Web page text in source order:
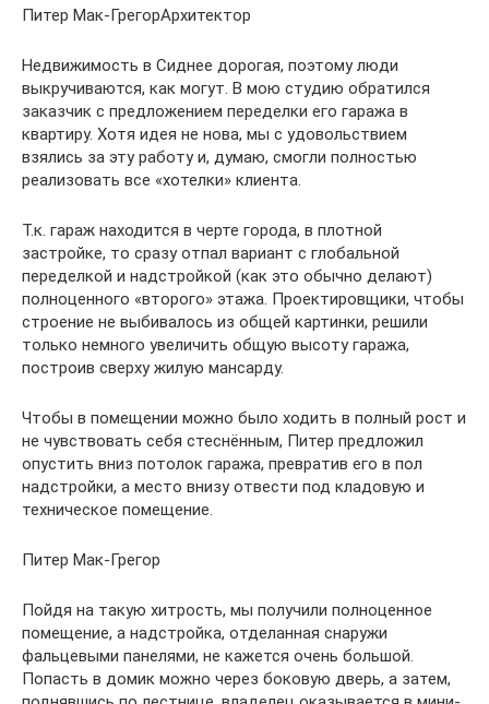
Питер Мак-ГрегорАрхитектор
Недвижимость в Сиднее дорогая, поэтому люди
выкручиваются, как могут. В мою студию обратился
заказчик с предложением переделки его гаража в
квартиру. Хотя идея не нова, мы с удовольствием
взялись за эту работу и, думаю, смогли полностью
реализовать все «хотелки» клиента.
Т.к. гараж находится в черте города, в плотной
застройке, то сразу отпал вариант с глобальной
переделкой и надстройкой (как это обычно делают)
полноценного «второго» этажа. Проектировщики, чтобы
строение не выбивалось из общей картинки, решили
только немного увеличить общую высоту гаража,
построив сверху жилую мансарду.
Чтобы в помещении можно было ходить в полный рост и
не чувствовать себя стеснённым, Питер предложил
опустить вниз потолок гаража, превратив его в пол
надстройки, а место внизу отвести под кладовую и
техническое помещение.
Питер Мак-Грегор
Пойдя на такую хитрость, мы получили полноценное
помещение, а надстройка, отделанная снаружи
фальцевыми панелями, не кажется очень большой.
Попасть в домик можно через боковую дверь, а затем,